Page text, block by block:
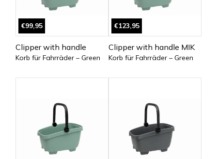
€99,95
Clipper with handle
Korb für Fahrräder – Green
€123,95
Clipper with handle MIK
Korb für Fahrräder – Green